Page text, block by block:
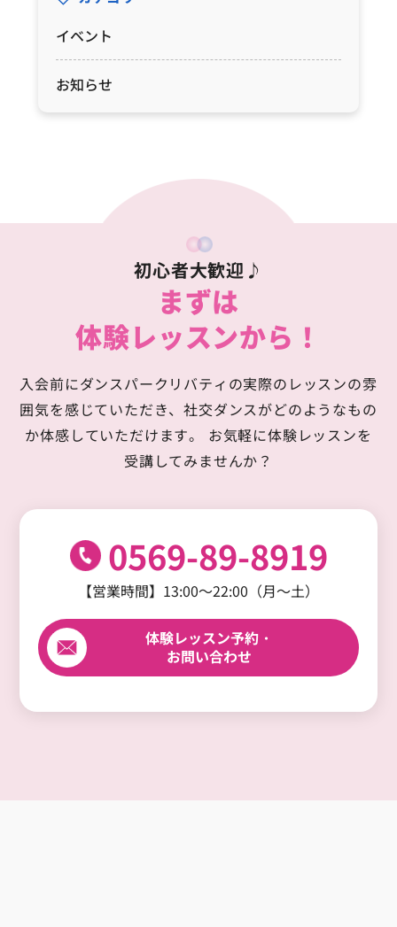
イベント
お知らせ
初心者大歓迎♪
まずは
体験レッスンから！
入会前にダンスパークリバティの実際のレッスンの雰
囲気を感じていただき、社交ダンスがどのようなもの
か体感していただけます。
お気軽に体験レッスンを
受講してみませんか？
0569-89-8919
【営業時間】13:00～22:00（月～土）
体験レッスン予約・
お問い合わせ